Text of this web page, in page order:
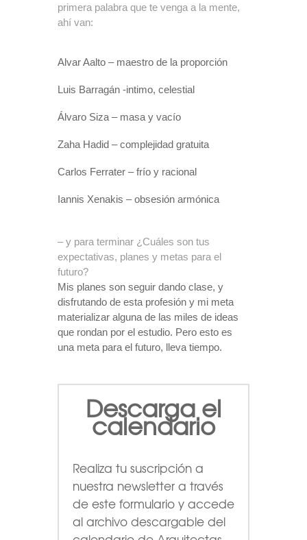
primera palabra que te venga a la mente,
ahí van:
Alvar Aalto – maestro de la proporción
Luis Barragán -intimo, celestial
Álvaro Siza – masa y vacío
Zaha Hadid – complejidad gratuita
Carlos Ferrater – frío y racional
Iannis Xenakis – obsesión armónica
– y para terminar ¿Cuáles son tus
expectativas, planes y metas para el
futuro?
Mis planes son seguir dando clase, y
disfrutando de esta profesión y mi meta
materializar alguna de las miles de ideas
que rondan por el estudio. Pero esto es
una meta para el futuro, lleva tiempo.
Descarga el
calendario
Realiza tu suscripción a
nuestra newsletter a través
de este formulario y accede
al archivo descargable del